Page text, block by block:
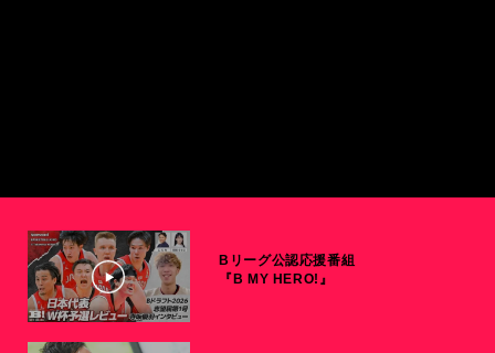
Bリーグ公認応援番組
『B MY HERO!』